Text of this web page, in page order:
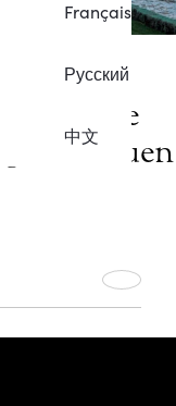
Français
Русский
中文
de
a buen